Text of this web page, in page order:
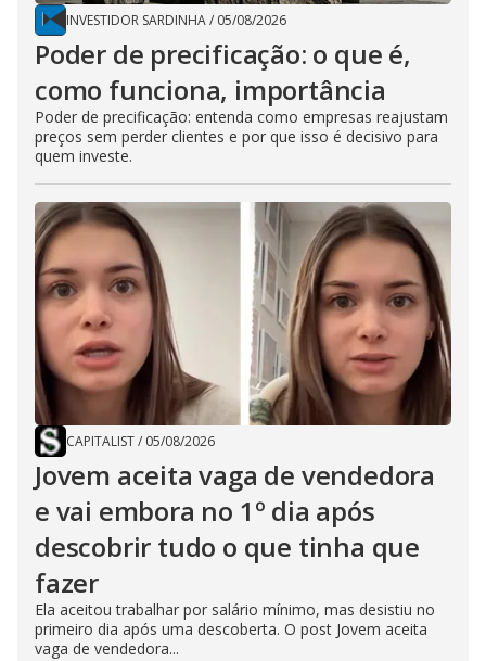
INVESTIDOR SARDINHA/ 05/08/2026
Poder de precificação: o que é,
como funciona, importância
Poder de precificação: entenda como empresas reajustam
preços sem perder clientes e por que isso é decisivo para
quem investe.
CAPITALIST/ 05/08/2026
Jovem aceita vaga de vendedora
e vai embora no 1º dia após
descobrir tudo o que tinha que
fazer
Ela aceitou trabalhar por salário mínimo, mas desistiu no
primeiro dia após uma descoberta. O post Jovem aceita
vaga de vendedora...